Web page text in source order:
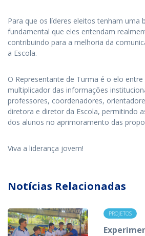
Para que os líderes eleitos tenham uma
fundamental que eles entendam
contribuindo para a melhoria da
a Escola.
O Representante de Turma é o elo
multiplicador das informações
professores, coordenadores,
diretora e diretor da Escola, permitindo
dos alunos no aprimoramento das
Viva a liderança jovem!
Notícias Relacionadas
PROJETOS